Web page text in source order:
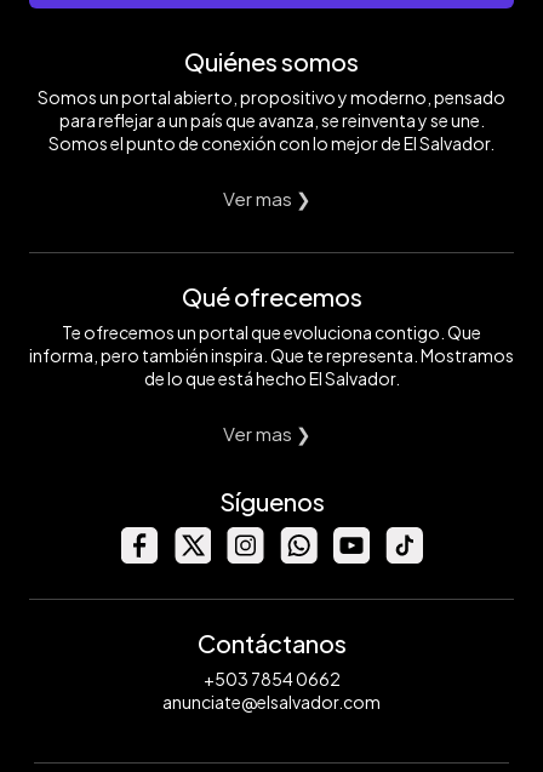
Quiénes somos
Somos un portal abierto, propositivo y moderno, pensado
para reflejar a un país que avanza, se reinventa y se une.
Somos el punto de conexión con lo mejor de El Salvador.
Ver mas ❯
Qué ofrecemos
Te ofrecemos un portal que evoluciona contigo. Que
informa, pero también inspira. Que te representa. Mostramos
de lo que está hecho El Salvador.
Ver mas ❯
Síguenos
Contáctanos
+503 7854 0662
anunciate@elsalvador.com